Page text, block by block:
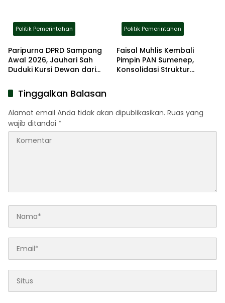
Politik Pemerintahan
Paripurna DPRD Sampang
Awal 2026, Jauhari Sah
Duduki Kursi Dewan dari
Politik Pemerintahan
Faisal Muhlis Kembali
Pimpin PAN Sumenep,
Konsolidasi Struktur
Tinggalkan Balasan
Alamat email Anda tidak akan dipublikasikan. Ruas yang
wajib ditandai *